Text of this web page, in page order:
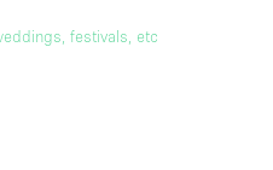
festivals, etc